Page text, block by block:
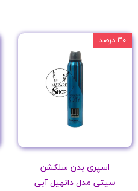
اسپری بدن سلکشن
سیتی مدل دانهیل آبی
۳۰ درصد